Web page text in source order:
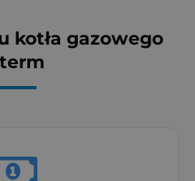
kotła gazowego